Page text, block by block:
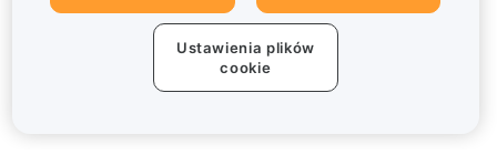
Ustawienia plików
cookie